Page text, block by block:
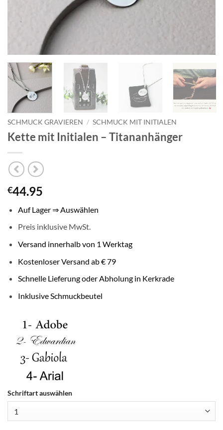
SCHMUCK GRAVIEREN / SCHMUCK MIT INITIALEN
Kette mit Initialen – Titananhänger
€44.95
Auf Lager ⇒ Auswählen
Preis inklusive MwSt.
Versand innerhalb von 1 Werktag
Kostenloser Versand ab € 79
Schnelle Lieferung oder Abholung in Kerkrade
Inklusive Schmuckbeutel
Schriftart auswählen